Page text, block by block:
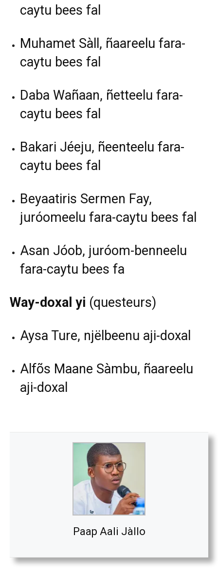
caytu bees fal
Muhamet Sàll, ñaareelu fara-
caytu bees fal
Daba Wañaan, ñetteelu fara-
caytu bees fal
Bakari Jéeju, ñeenteelu fara-
caytu bees fal
Beyaatiris Sermen Fay,
juróomeelu fara-caytu bees fal
Asan Jóob, juróom-benneelu
fara-caytu bees fa
Way-doxal yi (questeurs)
Aysa Ture, njëlbeenu aji-doxal
Alfõs Maane Sàmbu, ñaareelu
aji-doxal
Paap Aali Jàllo